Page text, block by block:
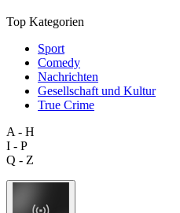
Top Kategorien
Sport
Comedy
Nachrichten
Gesellschaft und Kultur
True Crime
A - H
I - P
Q - Z